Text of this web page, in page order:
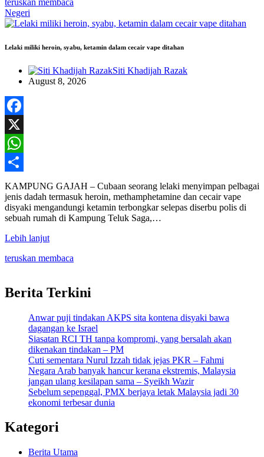
Negeri
Lelaki miliki heroin, syabu, ketamin dalam cecair vape ditahan
Siti Khadijah Razak
August 8, 2026
Facebook
X
WhatsApp
Share
KAMPUNG GAJAH – Cubaan seorang lelaki menyimpan pelbagai
jenis dadah termasuk heroin, methamphetamine dan cecair vape
disyaki mengandungi ketamin terbongkar selepas diserbu polis di
sebuah rumah di Kampung Teluk Saga,…
Lebih lanjut
teruskan membaca
Berita Terkini
Anwar puji tindakan AKPS sita kontena disyaki bawa
dagangan ke Israel
Siasatan RCI TH tanpa kompromi, yang bersalah akan
dikenakan tindakan – PM
Cuti sementara Nurul Izzah tidak jejas PKR – Fahmi
Negara Arab banyak hancur kerana ekstremis, Malaysia
jangan ulang kesilapan sama – Syeikh Wazir
Sebelum sepenggal, PMX berjaya letak Malaysia jadi 30
ekonomi terbesar dunia
Kategori
Berita Utama